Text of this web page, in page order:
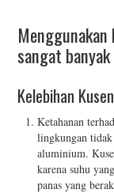
sangat
Kelebihan
Ketahanan
lingkungan tidak
aluminium.
karena suhu
panas yang